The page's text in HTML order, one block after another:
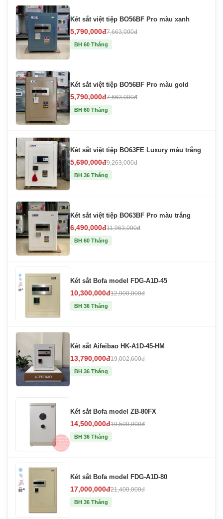
Két sắt việt tiệp BO56BF Pro màu xanh
5,790,000đ7,663,000đ
BH 60 Tháng
Két sắt việt tiệp BO56BF Pro màu gold
5,790,000đ7,663,000đ
BH 60 Tháng
Két sắt việt tiệp BO63FE Luxury màu trắng
5,690,000đ9,263,000đ
BH 36 Tháng
Két sắt việt tiệp BO63BF Pro màu trắng
6,490,000đ11,963,000đ
BH 60 Tháng
Két sắt Bofa model FDG-A1D-45
10,300,000đ12,900,000đ
BH 36 Tháng
Két sắt Aifeibao HK-A1D-45-HM
13,790,000đ19,002,600đ
BH 36 Tháng
Két sắt Bofa model ZB-80FX
14,500,000đ19,500,000đ
BH 36 Tháng
Két sắt Bofa model FDG-A1D-80
17,000,000đ21,400,000đ
BH 36 Tháng